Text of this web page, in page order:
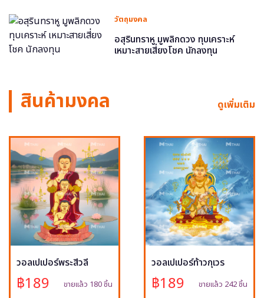
วัตถุมงคล
อสุรินทราหู มูพลิกดวง ทุบเคราะห์
เหมาะสายเสี่ยงโชค นักลงทุน
สินค้ามงคล ดูเพิ่มเติม
วอลเปเปอร์พระสีวลี
฿189 ขายแล้ว 180 ชิ้น
วอลเปเปอร์ท้าวกุเวร
฿189 ขายแล้ว 242 ชิ้น